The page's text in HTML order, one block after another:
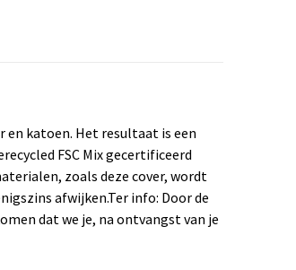
en katoen. Het resultaat is een
FSC Mix gecertificeerd
zoals deze cover, wordt
afwijken.Ter info: Door de
dat we je, na ontvangst van je